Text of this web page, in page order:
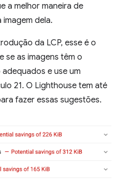
a melhor maneira de
imagem dela.
da LCP, esse é o
se as imagens têm o
e use um
21. O Lighthouse tem até
fazer essas sugestões.